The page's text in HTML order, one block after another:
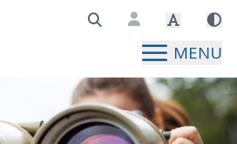
Hauptseite
MENU